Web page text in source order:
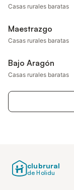
Casas rurales baratas
Maestrazgo
Casas rurales baratas
Bajo Aragón
Casas rurales baratas
clubrural
de Holidu